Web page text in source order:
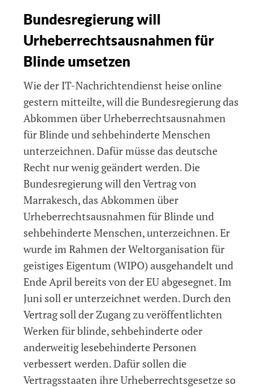
Bundesregierung will
Urheberrechtsausnahmen für
Blinde umsetzen
Wie der IT-Nachrichtendienst heise online
gestern mitteilte, will die Bundesregierung das
Abkommen über Urheberrechtsausnahmen
für Blinde und sehbehinderte Menschen
unterzeichnen. Dafür müsse das deutsche
Recht nur wenig geändert werden. Die
Bundesregierung will den Vertrag von
Marrakesch, das Abkommen über
Urheberrechtsausnahmen für Blinde und
sehbehinderte Menschen, unterzeichnen. Er
wurde im Rahmen der Weltorganisation für
geistiges Eigentum (WIPO) ausgehandelt und
Ende April bereits von der EU abgesegnet. Im
Juni soll er unterzeichnet werden. Durch den
Vertrag soll der Zugang zu veröffentlichten
Werken für blinde, sehbehinderte oder
anderweitig lesebehinderte Personen
verbessert werden. Dafür sollen die
Vertragsstaaten ihre Urheberrechtsgesetze so